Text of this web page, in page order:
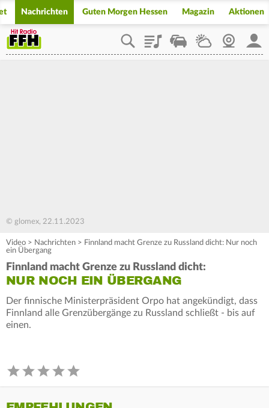
Nachrichten Guten Morgen Hessen Magazin Aktionen
PlaylistStaupilotWetterWebcam
© glomex, 22.11.2023
Video > Nachrichten > Finnland macht Grenze zu Russland dicht: Nur noch
ein Übergang
Finnland macht Grenze zu Russland dicht:
NUR NOCH EIN ÜBERGANG
Der finnische Ministerpräsident Orpo hat angekündigt, dass
Finnland alle Grenzübergänge zu Russland schließt - bis auf
einen.